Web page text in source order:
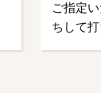
ご指定
ちして